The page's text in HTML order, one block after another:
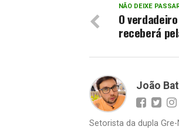
NÃO DEIXE
O
receberá
João
Setorista da dupla